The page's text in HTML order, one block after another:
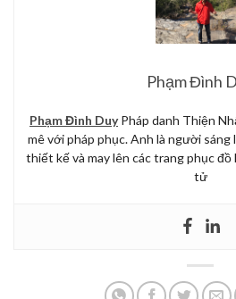
Phạm Đình
Phạm Đình Duy Pháp danh Thiện
mê với pháp phục. Anh là người sáng
thiết kế và may lên các trang phục đồ
tử